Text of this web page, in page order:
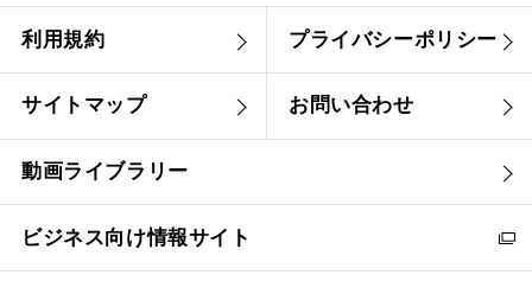
利用規約 プライバシーポリシー
サイトマップ お問い合わせ
動画ライブラリー
ビジネス向け情報サイト